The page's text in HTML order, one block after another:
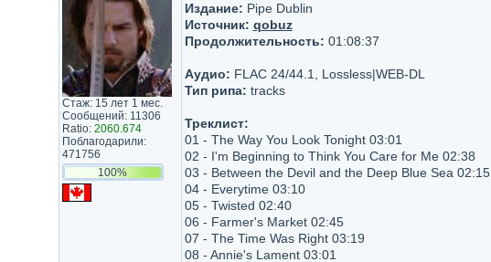
Стаж: 15 лет 1 мес.
Сообщений: 11306
Ratio: 2060.674
Поблагодарили:
471756
100%
Издание: Pipe Dublin
Источник: qobuz
Продолжительность: 01:08:37
Аудио: FLAC 24/44.1, Lossless|WEB-DL
Тип рипа: tracks
Треклист:
01 - The Way You Look Tonight 03:01
02 - I'm Beginning to Think You Care for Me 02:38
03 - Between the Devil and the Deep Blue Sea 02:15
04 - Everytime 03:10
05 - Twisted 02:40
06 - Farmer's Market 02:45
07 - The Time Was Right 03:19
08 - Annie's Lament 03:01